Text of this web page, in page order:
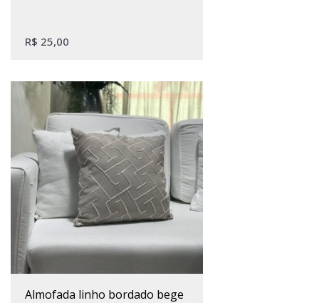
R$ 25,00
almofada linho bordado bege